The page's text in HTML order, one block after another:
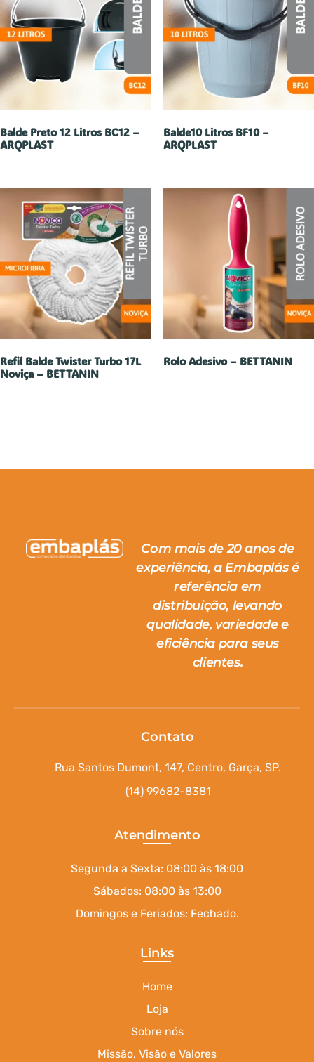
Balde Preto 12 Litros BC12 –
ARQPLAST
Balde10 Litros BF10 –
ARQPLAST
Refil Balde Twister Turbo 17L
Noviça – BETTANIN
Rolo Adesivo – BETTANIN
Com mais de 20 anos de
experiência, a Embaplás é
referência em
distribuição, levando
qualidade, variedade e
eficiência para seus
clientes.
Contato
Rua Santos Dumont, 147, Centro, Garça, SP.
(14) 99682-8381
Atendimento
Segunda a Sexta: 08:00 às 18:00
Sábados: 08:00 às 13:00
Domingos e Feriados: Fechado.
Links
Home
Loja
Sobre nós
Missão, Visão e Valores